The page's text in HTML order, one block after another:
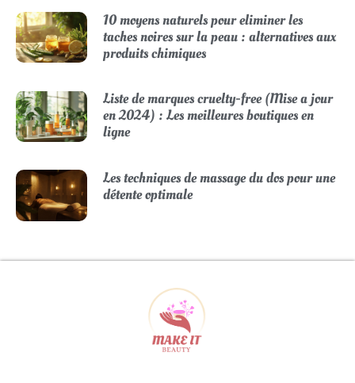
10 moyens naturels pour eliminer les
taches noires sur la peau : alternatives aux
produits chimiques
Liste de marques cruelty-free (Mise a jour
en 2024) : Les meilleures boutiques en
ligne
Les techniques de massage du dos pour une
détente optimale